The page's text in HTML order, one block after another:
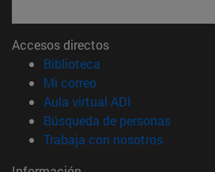
Accesos directos
Biblioteca
Mi correo(abre en nueva
Aula virtual ADI
Búsqueda de personas(abre
Trabaja con nosotros(abre en